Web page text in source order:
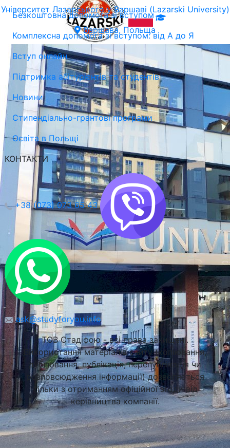
Університет Лазарського у Варшаві (Lazarski University)
Варшава, Польща
Безкоштовна допомога зі вступом
Комплексна допомога зі вступом: від А до Я
Вступ онлайн
Підтримка абітурієнтів та студентів
Новини
Стипендіально-грантові програми
Освіта в Польщі
КОНТАКТИ
+38 (073) 073 65 43
ask@studyforyou.info
ТОВ Стадіфою - всі права захищені.
Використання матеріалів сайту (копіювання,
дублювання, публікація, перепублікація чи
розповсюдження інформації) дозволяється
тільки з отриманням офіційної згоди від
керівництва компанії.